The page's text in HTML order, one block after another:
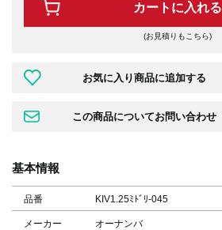
カートに入れる
(お見積りもこちら)
基本情報
品番 KIV1.25ﾐﾄﾞﾘ-045
メーカー オーナンバ